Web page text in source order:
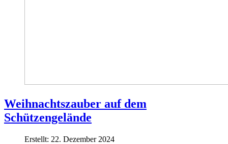
Weihnachtszauber auf dem
Schützengelände
Erstellt: 22. Dezember 2024